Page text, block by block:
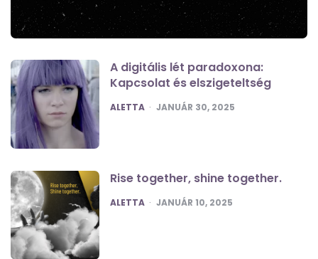
A digitális lét paradoxona:
Kapcsolat és elszigeteltség
POSTED
ALETTA JANUÁR 30, 2025
Rise together, shine together.
POSTED
ALETTA JANUÁR 10, 2025